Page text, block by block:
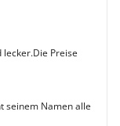
lecker.Die Preise
seinem Namen alle